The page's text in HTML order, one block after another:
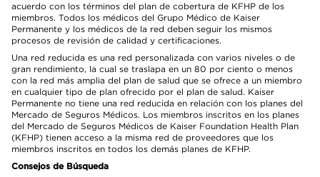
acuerdo con los términos del plan de cobertura de KFHP de los
miembros. Todos los médicos del Grupo Médico de Kaiser
Permanente y los médicos de la red deben seguir los mismos
procesos de revisión de calidad y certificaciones.
Una red reducida es una red personalizada con varios niveles o de
gran rendimiento, la cual se traslapa en un 80 por ciento o menos
con la red más amplia del plan de salud que se ofrece a un miembro
en cualquier tipo de plan ofrecido por el plan de salud. Kaiser
Permanente no tiene una red reducida en relación con los planes del
Mercado de Seguros Médicos. Los miembros inscritos en los planes
del Mercado de Seguros Médicos de Kaiser Foundation Health Plan
(KFHP) tienen acceso a la misma red de proveedores que los
miembros inscritos en todos los demás planes de KFHP.
Consejos de Búsqueda